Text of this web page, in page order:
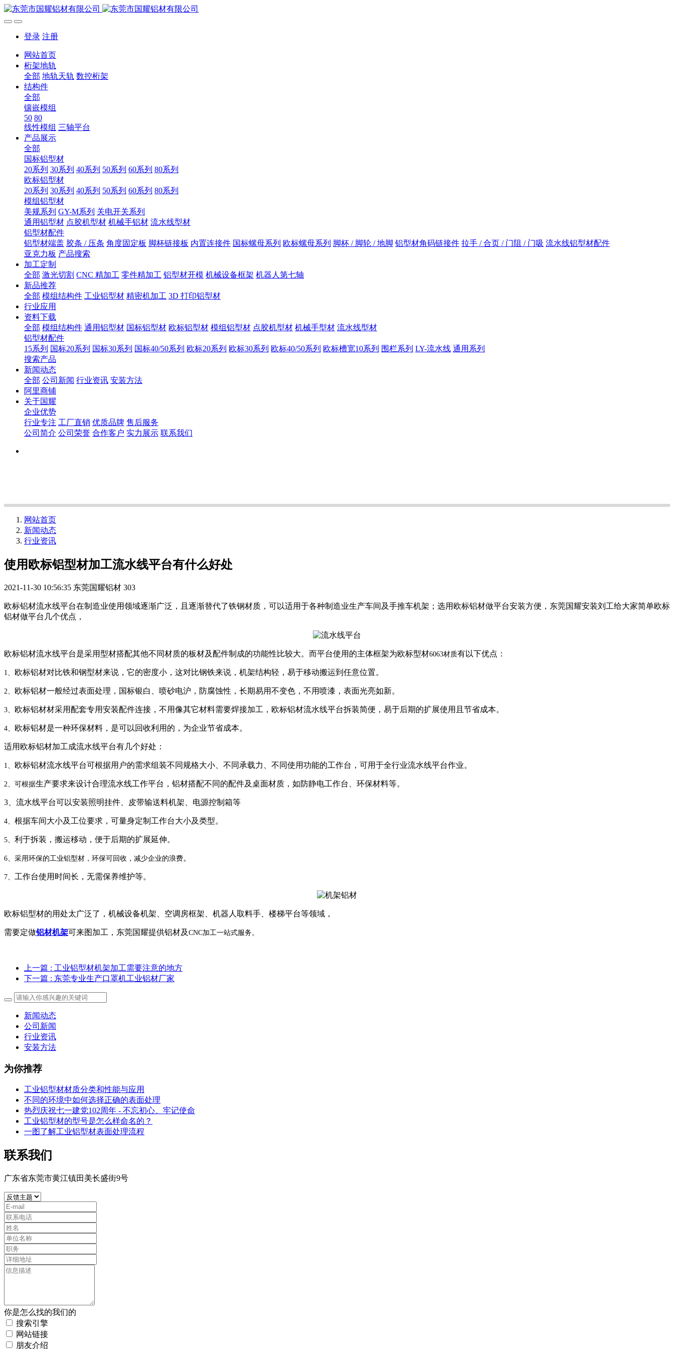
登录 注册
网站首页
桁架地轨
全部 地轨天轨 数控桁架
结构件
全部
镶嵌模组
50 80
线性模组 三轴平台
产品展示
全部
国标铝型材
20系列 30系列 40系列 50系列 60系列 80系列
欧标铝型材
20系列 30系列 40系列 50系列 60系列 80系列
模组铝型材
美规系列 GY-M系列 关电开关系列
通用铝型材 点胶机型材 机械手铝材 流水线型材
铝型材配件
铝型材端盖 胶条 / 压条 角度固定板 脚杯链接板 内置连接件 国标螺母系列 欧标螺母系列 脚杯 / 脚轮 / 地脚 铝型材角码链接件 拉手 / 合页 / 门阻 / 门吸 流水线铝型材配件
亚克力板 产品搜索
加工定制
全部 激光切割 CNC 精加工 零件精加工 铝型材开模 机械设备框架 机器人第七轴
新品推荐
全部 模组结构件 工业铝型材 精密机加工 3D 打印铝型材
行业应用
资料下载
全部 模组结构件 通用铝型材 国标铝型材 欧标铝型材 模组铝型材 点胶机型材 机械手型材 流水线型材
铝型材配件
15系列 国标20系列 国标30系列 国标40/50系列 欧标20系列 欧标30系列 欧标40/50系列 欧标槽宽10系列 围栏系列 LY-流水线 通用系列
搜索产品
新闻动态
全部 公司新闻 行业资讯 安装方法
阿里商铺
关于国耀
企业优势
行业专注 工厂直销 优质品牌 售后服务
公司简介 公司荣誉 合作客户 实力展示 联系我们
网站首页
新闻动态
行业资讯
使用欧标铝型材加工流水线平台有什么好处
2021-11-30 10:56:35 东莞国耀铝材 303
欧标铝材流水线平台在制造业使用领域逐渐广泛，且逐渐替代了铁钢材质，可以适用于各种制造业生产车间及手推车机架；选用欧标铝材做平台安装方便，东莞国耀安装刘工给大家简单欧标
铝材做平台几个优点，
欧标铝材流水线平台是采用型材搭配其他不同材质的板材及配件制成的功能性比较大。而平台使用的主体框架为欧标型材6063材质有以下优点：
1、 欧标铝材对比铁和钢型材来说，它的密度小，这对比钢铁来说，机架结构轻，易于移动搬运到任意位置。
2、 欧标铝材一般经过表面处理，国标银白、喷砂电沪，防腐蚀性，长期易用不变色，不用喷漆，表面光亮如新。
3、 欧标铝材材采用配套专用安装配件连接，不用像其它材料需要焊接加工，欧标铝材流水线平台拆装简便，易于后期的扩展使用且节省成本。
4、 欧标铝材是一种环保材料，是可以回收利用的，为企业节省成本。
适用欧标铝材加工成流水线平台有几个好处：
1、 欧标铝材流水线平台可根据用户的需求组装不同规格大小、不同承载力、不同使用功能的工作台，可用于全行业流水线平台作业。
2、可根据生产要求来设计合理流水线工作平台，铝材搭配不同的配件及桌面材质，如防静电工作台、环保材料等。
3、流水线平台可以安装照明挂件、皮带输送料机架、电源控制箱等
4、 根据车间大小及工位要求，可量身定制工作台大小及类型。
5、 利于拆装，搬运移动，便于后期的扩展延伸。
6、采用环保的工业铝型材，环保可回收，减少企业的浪费。
7、 工作台使用时间长，无需保养维护等。
欧标铝型材的用处太广泛了，机械设备机架、空调房框架、机器人取料手、楼梯平台等领域，
需要定做铝材机架可来图加工，东莞国耀提供铝材及 CNC加工一站式服务。
上一篇 : 工业铝型材机架加工需要注意的地方
下一篇 : 东莞专业生产口罩机工业铝材厂家
新闻动态
公司新闻
行业资讯
安装方法
为你推荐
工业铝型材材质分类和性能与应用
不同的环境中如何选择正确的表面处理
热烈庆祝七一建党102周年 - 不忘初心、牢记使命
工业铝型材的型号是怎么样命名的？
一图了解工业铝型材表面处理流程
联系我们
广东省东莞市黄江镇田美长盛街9号
你是怎么找的我们的
搜索引擎
网站链接
朋友介绍